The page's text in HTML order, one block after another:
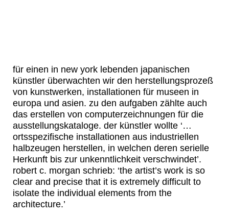
für einen in new york lebenden japanischen
künstler überwachten wir den herstellungsprozeß
von kunstwerken, installationen für museen in
europa und asien. zu den aufgaben zählte auch
das erstellen von computerzeichnungen für die
ausstellungskataloge. der künstler wollte ‘…
ortsspezifische installationen aus industriellen
halbzeugen herstellen, in welchen deren serielle
Herkunft bis zur unkenntlichkeit verschwindet’.
robert c. morgan schrieb: ‘the artist’s work is so
clear and precise that it is extremely difficult to
isolate the individual elements from the
architecture.’